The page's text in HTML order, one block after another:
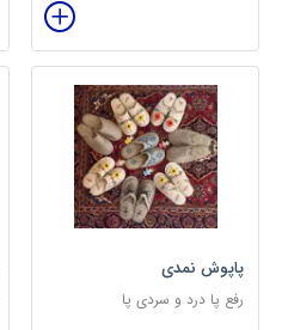
پاپوش نمدی
رفع پا درد و سردی پا